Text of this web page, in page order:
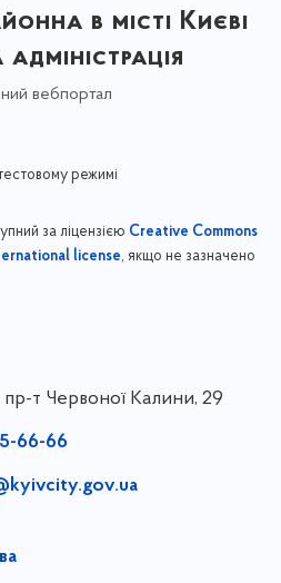
в місті Києві
вебпортал
режимі
за ліцензією Creative Commons
license, якщо не зазначено
пр-т Червоної Калини, 29
66-66